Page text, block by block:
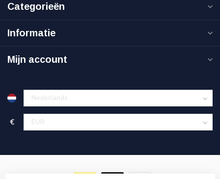
Categorieën
Informatie
Mijn account
€